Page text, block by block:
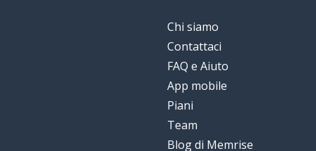
Chi siamo
Contattaci
FAQ e Aiuto
App mobile
Piani
Team
Blog di Memrise